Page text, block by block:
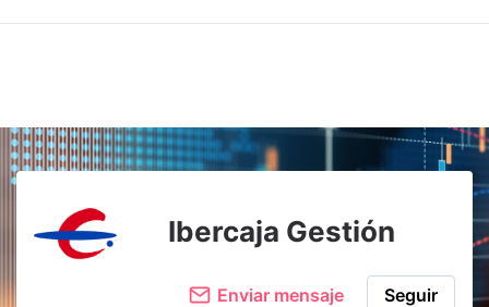
Ibercaja Gestión
Enviar mensaje Seguir